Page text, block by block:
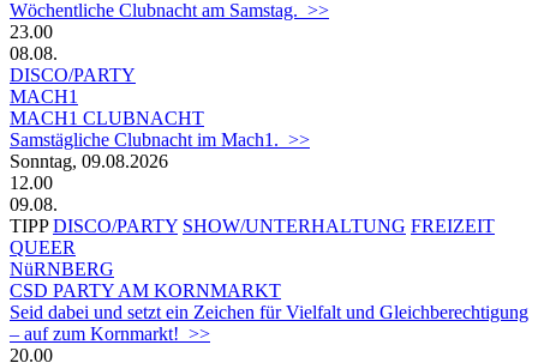
Wöchentliche Clubnacht am Samstag. >>
23.00
08.08.
DISCO/PARTY
MACH1
MACH1 CLUBNACHT
Samstägliche Clubnacht im Mach1. >>
Sonntag, 09.08.2026
12.00
09.08.
TIPP DISCO/PARTY SHOW/UNTERHALTUNG FREIZEIT
QUEER
NüRNBERG
CSD PARTY AM KORNMARKT
Seid dabei und setzt ein Zeichen für Vielfalt und Gleichberechtigung
– auf zum Kornmarkt! >>
20.00